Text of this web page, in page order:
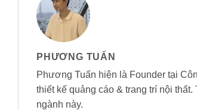
PHƯƠNG TUẤN
Phương Tuấn hiện là Founder tại
thiết kế quảng cáo & trang trí nội
ngành này.